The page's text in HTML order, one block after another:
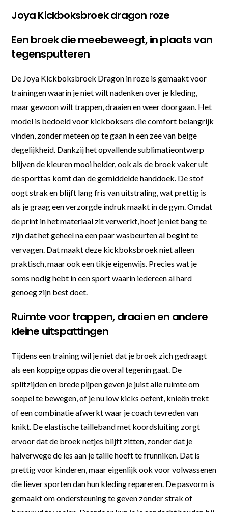
Joya Kickboksbroek dragon roze
Een broek die meebeweegt, in plaats van
tegensputteren
De Joya Kickboksbroek Dragon in roze is gemaakt voor
trainingen waarin je niet wilt nadenken over je kleding,
maar gewoon wilt trappen, draaien en weer doorgaan. Het
model is bedoeld voor kickboksers die comfort belangrijk
vinden, zonder meteen op te gaan in een zee van beige
degelijkheid. Dankzij het opvallende sublimatieontwerp
blijven de kleuren mooi helder, ook als de broek vaker uit
de sporttas komt dan de gemiddelde handdoek. De stof
oogt strak en blijft lang fris van uitstraling, wat prettig is
als je graag een verzorgde indruk maakt in de gym. Omdat
de print in het materiaal zit verwerkt, hoef je niet bang te
zijn dat het geheel na een paar wasbeurten al begint te
vervagen. Dat maakt deze kickboksbroek niet alleen
praktisch, maar ook een tikje eigenwijs. Precies wat je
soms nodig hebt in een sport waarin iedereen al hard
genoeg zijn best doet.
Ruimte voor trappen, draaien en andere
kleine uitspattingen
Tijdens een training wil je niet dat je broek zich gedraagt
als een koppige oppas die overal tegenin gaat. De
splitzijden en brede pijpen geven je juist alle ruimte om
soepel te bewegen, of je nu low kicks oefent, knieën trekt
of een combinatie afwerkt waar je coach tevreden van
knikt. De elastische tailleband met koordsluiting zorgt
ervoor dat de broek netjes blijft zitten, zonder dat je
halverwege de les aan je taille hoeft te frunniken. Dat is
prettig voor kinderen, maar eigenlijk ook voor volwassenen
die liever sporten dan hun kleding repareren. De pasvorm is
gemaakt om ondersteuning te geven zonder strak of